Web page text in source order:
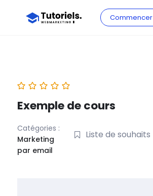
Commencer
Exemple de cours
Catégories :
Marketing
par email
Liste de souhaits